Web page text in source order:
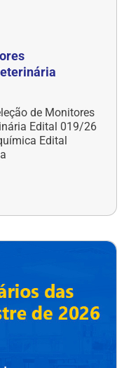
de Monitores
Edital 019/26
Edital